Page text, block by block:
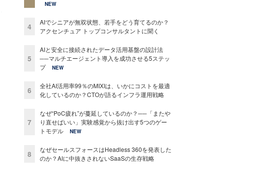
NEW
4
AIでシニアが無双状態、若手をどう育てるのか？
アクセンチュア トップコンサルタントに聞く
5
AIと安全に接続されたデータ活用基盤の設計法
──マルチエージェント導入を成功させる5ステッ
プ
NEW
6
全社AI活用率99％のMIXIは、いかにコストを最適
化しているのか？CTOが語るインフラ運用戦略
7
なぜ“PoC疲れ”が蔓延しているのか？──「またや
り直せばいい」実験感覚から抜け出す5つのゲー
トモデル
NEW
8
なぜセールスフォースはHeadless 360を発表した
のか？AIに中抜きされないSaaSの生存戦略